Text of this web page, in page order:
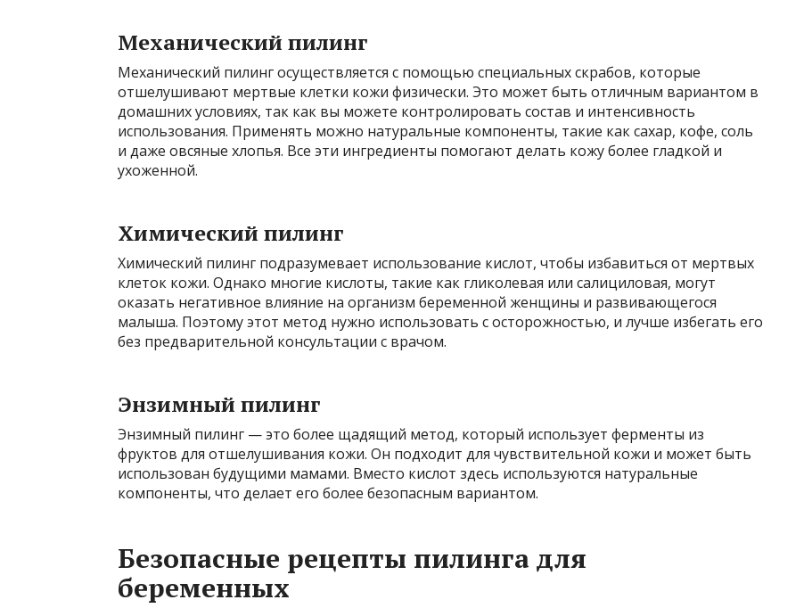
Механический пилинг
Механический пилинг осуществляется с помощью специальных скрабов, которые
отшелушивают мертвые клетки кожи физически. Это может быть отличным вариантом в
домашних условиях, так как вы можете контролировать состав и интенсивность
использования. Применять можно натуральные компоненты, такие как сахар, кофе, соль
и даже овсяные хлопья. Все эти ингредиенты помогают делать кожу более гладкой и
ухоженной.
Химический пилинг
Химический пилинг подразумевает использование кислот, чтобы избавиться от мертвых
клеток кожи. Однако многие кислоты, такие как гликолевая или салициловая, могут
оказать негативное влияние на организм беременной женщины и развивающегося
малыша. Поэтому этот метод нужно использовать с осторожностью, и лучше избегать его
без предварительной консультации с врачом.
Энзимный пилинг
Энзимный пилинг — это более щадящий метод, который использует ферменты из
фруктов для отшелушивания кожи. Он подходит для чувствительной кожи и может быть
использован будущими мамами. Вместо кислот здесь используются натуральные
компоненты, что делает его более безопасным вариантом.
Безопасные рецепты пилинга для
беременных